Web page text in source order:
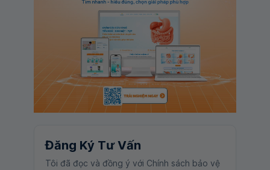
Đăng Ký Tư Vấn
Tôi đã đọc và đồng ý với Chính sách bảo vệ